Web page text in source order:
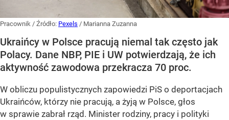
Pracownik / Źródło: Pexels / Marianna Zuzanna
Ukraińcy w Polsce pracują niemal tak często jak
Polacy. Dane NBP, PIE i UW potwierdzają, że ich
aktywność zawodowa przekracza 70 proc.
W obliczu populistycznych zapowiedzi PiS o deportacjach
Ukraińców, którzy nie pracują, a żyją w Polsce, głos
w sprawie zabrał rząd. Minister rodziny, pracy i polityki